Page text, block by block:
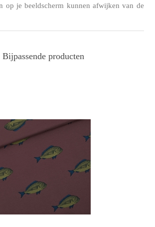
op je beeldscherm kunnen afwijken van de
Bijpassende producten